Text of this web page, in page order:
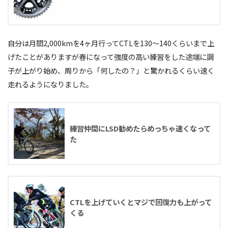
自分は月間2,000kmを4ヶ月行ってCTLを130～140くらいまで上
げたことがありますが春になって強度の高い練習をした途端に調
子が上がり始め、周りから「何したの？」と驚かれるくらい速く
走れるようになりました。
練習仲間にLSD勧めたらめっちゃ速くなって
た
CTLを上げていくとマジで回復力も上がって
くる